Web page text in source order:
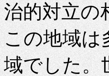
治的対立の
この地域は
域でした。